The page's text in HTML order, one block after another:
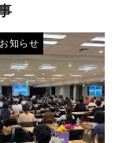
知らせ